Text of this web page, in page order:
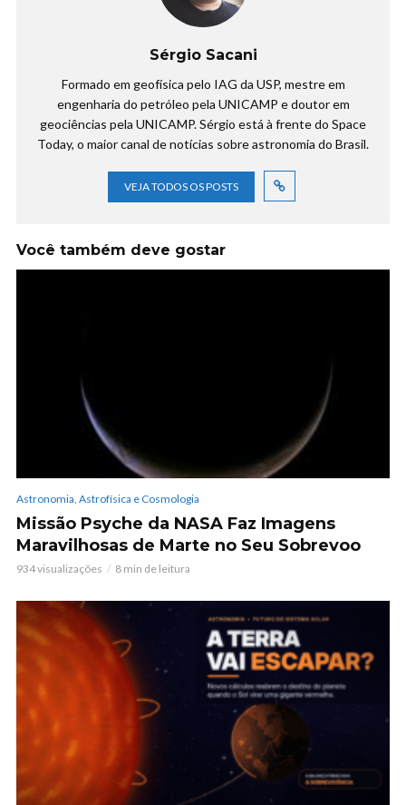
Sérgio Sacani
Formado em geofísica pelo IAG da USP, mestre em
engenharia do petróleo pela UNICAMP e doutor em
geociências pela UNICAMP. Sérgio está à frente do Space
Today, o maior canal de notícias sobre astronomia do Brasil.
VEJA TODOS OS POSTS
Você também deve gostar
Astronomia, Astrofísica e Cosmologia
Missão Psyche da NASA Faz Imagens
Maravilhosas de Marte no Seu Sobrevoo
934 visualizações 8 min de leitura